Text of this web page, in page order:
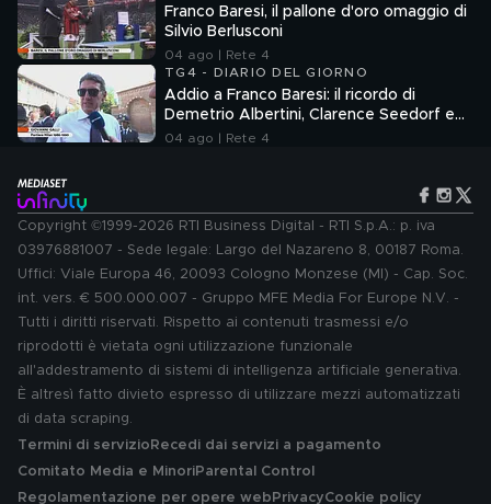
Franco Baresi, il pallone d'oro omaggio di
Silvio Berlusconi
04 ago | Rete 4
TG4 - DIARIO DEL GIORNO
Addio a Franco Baresi: il ricordo di
Demetrio Albertini, Clarence Seedorf e
Giovanni Galli
04 ago | Rete 4
Copyright ©1999-2026 RTI Business Digital - RTI S.p.A.: p. iva
03976881007 - Sede legale: Largo del Nazareno 8, 00187 Roma.
Uffici: Viale Europa 46, 20093 Cologno Monzese (MI) - Cap. Soc.
int. vers. € 500.000.007 - Gruppo MFE Media For Europe N.V. -
Tutti i diritti riservati. Rispetto ai contenuti trasmessi e/o
riprodotti è vietata ogni utilizzazione funzionale
all'addestramento di sistemi di intelligenza artificiale generativa.
È altresì fatto divieto espresso di utilizzare mezzi automatizzati
di data scraping.
Termini di servizio Recedi dai servizi a pagamento
Comitato Media e MinoriParental Control
Regolamentazione per opere web PrivacyCookie policy